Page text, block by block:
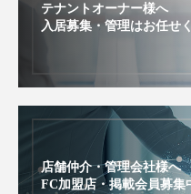
テナントオーナー様へ
入居募集・管理はお任せ
店舗仲介・管理会社様へ
FC加盟店・掲載会員募集